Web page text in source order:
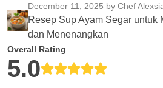
December 11, 2025 by Chef
Resep Sup Ayam Segar untuk
dan Menenangkan
Overall Rating
5.0